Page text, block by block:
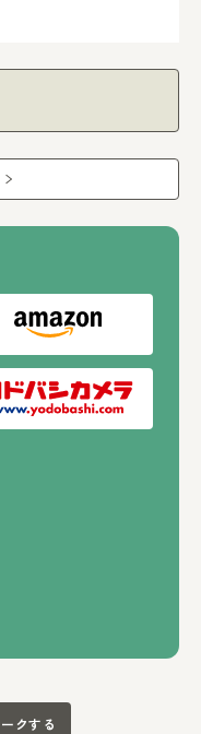
ーム。長くたっぷり
たり、足元の草花を見
やすい
ほし」など15ジャンル
の興味を広げる！
や身の回りのふしぎ
、ワクワクするよう
るなら3歳頃～
ったり
クする